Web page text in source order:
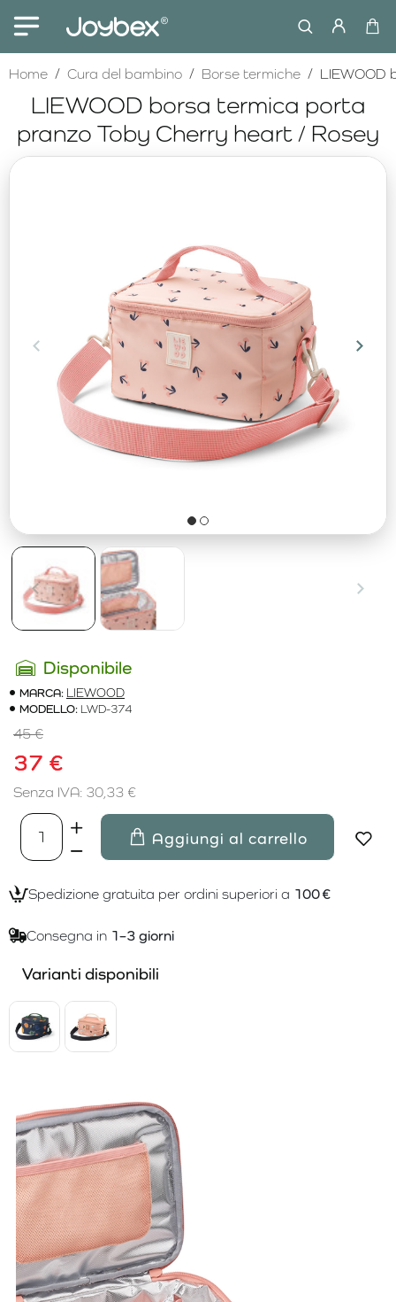
LIEWOOD borsa termica porta
pranzo Toby Cherry heart / Rosey
HomehomeCura del bambino Borse termiche LIEWOOD
Disponibile
MARCA: LIEWOOD
MODELLO: LWD-374
37 €
45 €
Senza IVA: 30,33 €
Aggiungi al carrello
Spedizione gratuita per ordini superiori a 100 €
Consegna in 1–3 giorni
Varianti disponibili